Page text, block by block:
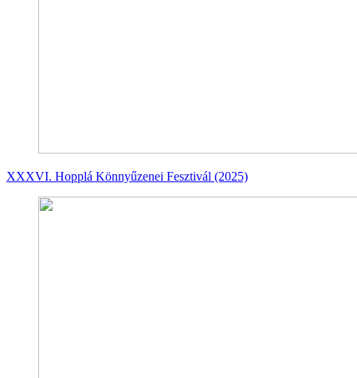
XXXVI. Hopplá Könnyűzenei Fesztivál (2025)